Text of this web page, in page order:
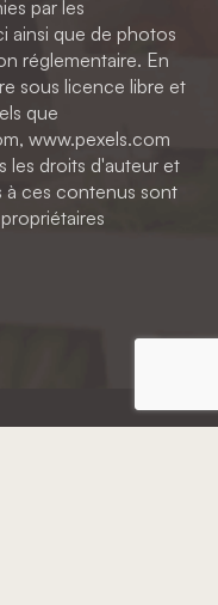
par les
ainsi que de photos
réglementaire. En
sous licence libre et
que
www.pexels.com
les droits d'auteur et
à ces contenus sont